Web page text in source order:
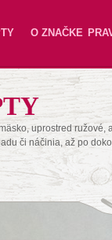
O ZNAČKE
uprostred ružové,
či náčinia, až po